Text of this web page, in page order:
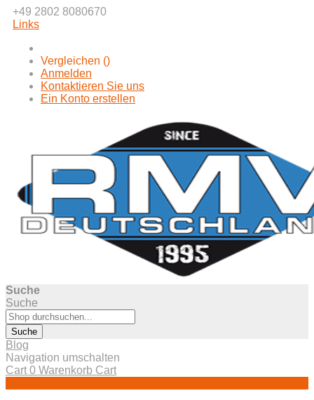
+49 2802 8080670
Links
Vergleichen ()
Anmelden
Kontaktieren Sie uns
Ein Konto erstellen
Suche
Suche
Suche
Blog
Navigation umschalten
Cart 0 Warenkorb Cart